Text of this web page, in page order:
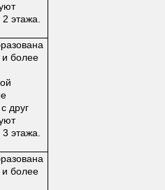
этажа.
более
друг
этажа.
более